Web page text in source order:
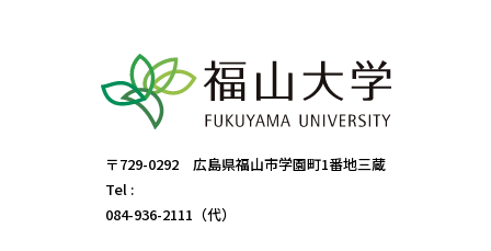
〒729-0292 広島県福山市学園町1番地三蔵
Tel :
084-936-2111（代）